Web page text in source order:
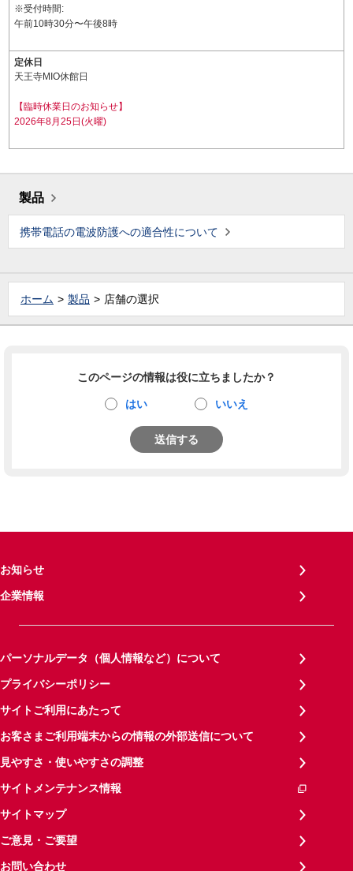
※受付時間:
午前10時30分〜午後8時
定休日
天王寺MIO休館日
【臨時休業日のお知らせ】
2026年8月25日(火曜)
製品
携帯電話の電波防護への適合性について
ホーム 製品 店舗の選択
このページの情報は役に立ちましたか？
はい いいえ
送信する
お知らせ
企業情報
パーソナルデータ（個人情報など）について
プライバシーポリシー
サイトご利用にあたって
お客さまご利用端末からの情報の外部送信について
見やすさ・使いやすさの調整
サイトメンテナンス情報
サイトマップ
ご意見・ご要望
お問い合わせ